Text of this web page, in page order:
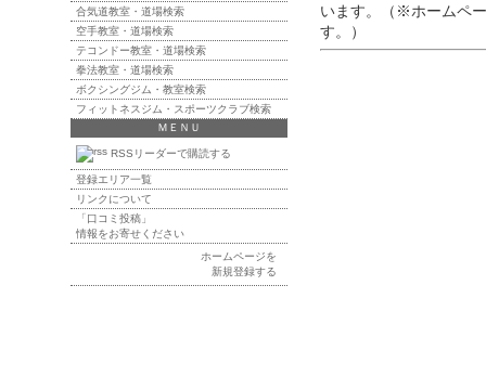
います。（※ホームペ
す。）
合気道教室・道場検索
空手教室・道場検索
テコンドー教室・道場検索
拳法教室・道場検索
ボクシングジム・教室検索
フィットネスジム・スポーツクラブ検索
ＭＥＮＵ
RSSリーダーで購読する
登録エリア一覧
リンクについて
「口コミ投稿」
情報をお寄せください
ホームページを
新規登録する